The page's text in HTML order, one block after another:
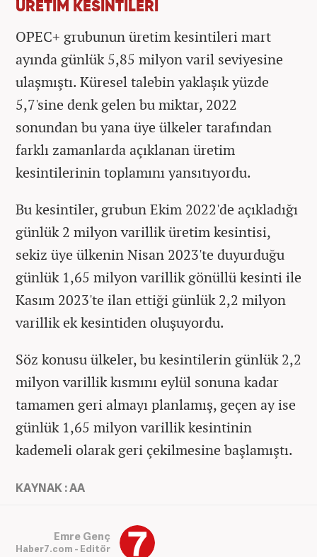
ÜRETİM KESİNTİLERİ
OPEC+ grubunun üretim kesintileri mart
ayında günlük 5,85 milyon varil seviyesine
ulaşmıştı. Küresel talebin yaklaşık yüzde
5,7'sine denk gelen bu miktar, 2022
sonundan bu yana üye ülkeler tarafından
farklı zamanlarda açıklanan üretim
kesintilerinin toplamını yansıtıyordu.
Bu kesintiler, grubun Ekim 2022'de açıkladığı
günlük 2 milyon varillik üretim kesintisi,
sekiz üye ülkenin Nisan 2023'te duyurduğu
günlük 1,65 milyon varillik gönüllü kesinti ile
Kasım 2023'te ilan ettiği günlük 2,2 milyon
varillik ek kesintiden oluşuyordu.
Söz konusu ülkeler, bu kesintilerin günlük 2,2
milyon varillik kısmını eylül sonuna kadar
tamamen geri almayı planlamış, geçen ay ise
günlük 1,65 milyon varillik kesintinin
kademeli olarak geri çekilmesine başlamıştı.
KAYNAK : AA
Emre Genç
Haber7.com - Editör